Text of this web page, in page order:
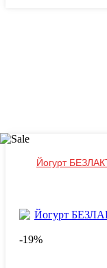
Йогурт
-19%